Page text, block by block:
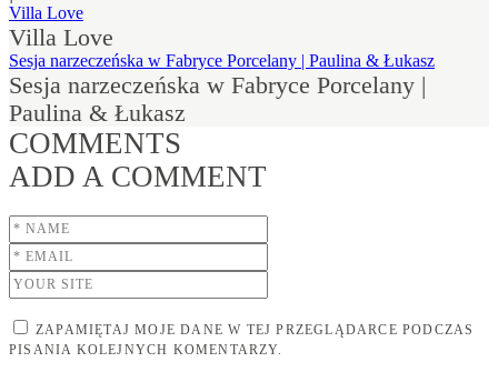
Villa Love
Villa Love
Sesja narzeczeńska w Fabryce Porcelany | Paulina & Łukasz
Sesja narzeczeńska w Fabryce Porcelany |
Paulina & Łukasz
COMMENTS
ADD A COMMENT
ZAPAMIĘTAJ MOJE DANE W TEJ PRZEGLĄDARCE PODCZAS
PISANIA KOLEJNYCH KOMENTARZY.